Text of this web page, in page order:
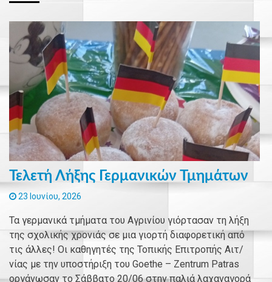
Τελετή Λήξης Γερμανικών Τμημάτων
23 Ιουνίου, 2026
Τα γερμανικά τμήματα του Αγρινίου γιόρτασαν τη λήξη
της σχολικής χρονιάς σε μια γιορτή διαφορετική από
τις άλλες! Οι καθηγητές της Τοπικής Επιτροπής Αιτ/
νίας με την υποστήριξη του Goethe – Zentrum Patras
οργάνωσαν το Σάββατο 20/06 στην παλιά λαχαναγορά